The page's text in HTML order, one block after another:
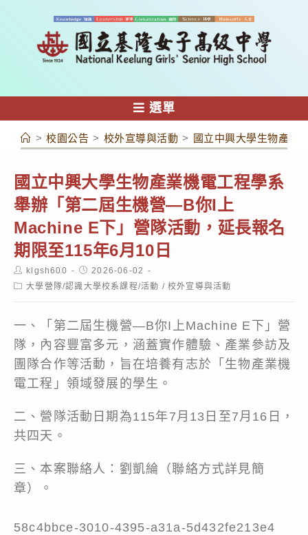
容
選單
> 校園公告 > 校外宣導與活動 > 國立中興大學生物產業
國立中興大學生物產業機電工程學系
舉辦「第二屆生機營—B你I上
Machine E下」營隊活動，延長報名
期限至115年6月10日
Post
author:
klgsh600
Post
published:
2026-06-02
Post大學營隊/認識大學校系課程/活動 / 校外宣導與活動
一、「第二屆生機營—B你I上Machine E下」營
隊，內容豐富多元，涵蓋實作體驗、產業參訪及
團隊合作等活動，旨在培養有志於「生物產業機
電工程」領域發展的學生。
二、營隊活動日期為115年7月13日至7月16日，
共四天。
三、本案聯絡人：劉凱綸（聯絡方式詳見簡
章）。
58c4bbce-3010-4395-a31a-5d432fe213e4